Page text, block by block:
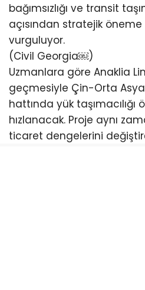
bağımsızlığı ve transit
açısından stratejik
vurguluyor.
(Civil Georgia⁠￼)
Uzmanlara göre Anaklia
geçmesiyle Çin-Orta
hattında yük
hızlanacak. Proje aynı
ticaret dengelerini